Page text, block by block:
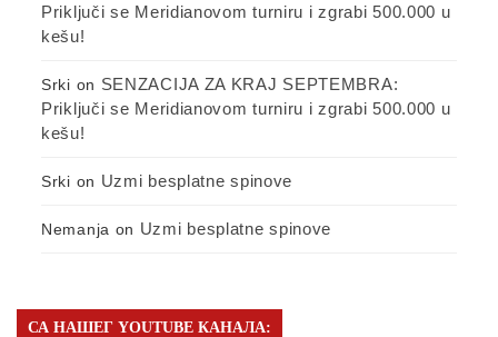
Priključi se Meridianovom turniru i zgrabi 500.000 u
kešu!
Srki on SENZACIJA ZA KRAJ SEPTEMBRA:
Priključi se Meridianovom turniru i zgrabi 500.000 u
kešu!
Srki on Uzmi besplatne spinove
Nemanja on Uzmi besplatne spinove
СА НАШЕГ YOUTUBE КАНАЛА: